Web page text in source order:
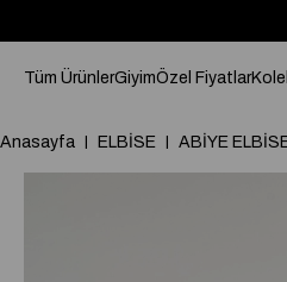
Tüm ÜrünlerGiyimÖzel Fiyatlar
Anasayfa ELBİSE ABİYE